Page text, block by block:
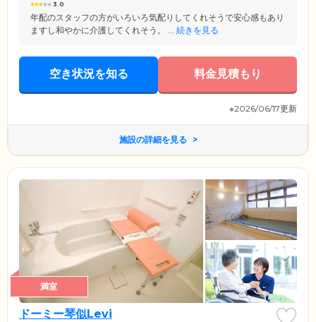
3.0
年配のスタッフの方がいろいろ気配りしてくれそうで安心感もあり
ますし和やかに介護してくれそう。 ... 続きを見る
空き状況を知る 料金見積もり
※2026/06/17更新
施設の詳細を見る
満室
ドーミー琴似Levi